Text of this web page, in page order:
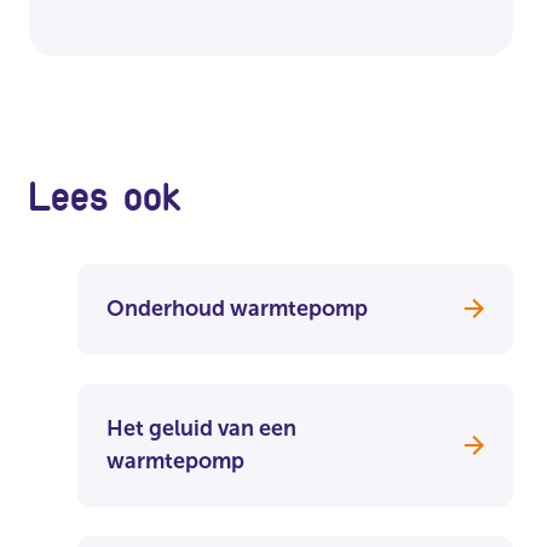
Lees ook
Onderhoud warmtepomp
Het geluid van een
warmtepomp